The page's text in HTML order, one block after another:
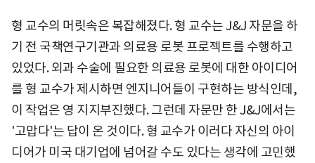
형 교수의 머릿속은 복잡해졌다. 형 교수는 J&J 자문을 하
기 전 국책연구기관과 의료용 로봇 프로젝트를 수행하고
있었다. 외과 수술에 필요한 의료용 로봇에 대한 아이디어
를 형 교수가 제시하면 엔지니어들이 구현하는 방식인데,
이 작업은 영 지지부진했다. 그런데 자문만 한 J&J에서는
'고맙다'는 답이 온 것이다. 형 교수가 이러다 자신의 아이
디어가 미국 대기업에 넘어갈 수도 있다는 생각에 고민했